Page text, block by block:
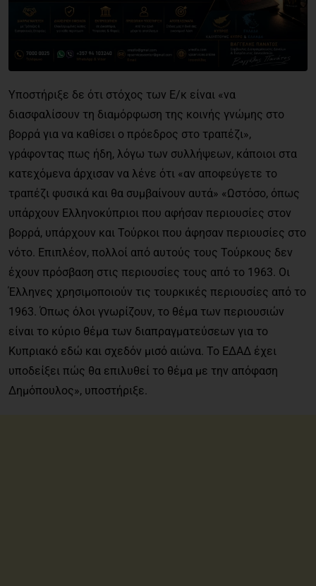
Υποστήριξε δε ότι στόχος των Ε/κ είναι «να
διασφαλίσουν τη διαμόρφωση της κοινής γνώμης στο
βορρά για να καθίσει ο πρόεδρος στο τραπέζι»,
γράφοντας πως ήδη, λόγω των συλλήψεων, κάποιοι στα
κατεχόμενα άρχισαν να λένε ότι «αν αποφεύγετε το
τραπέζι φυσικά και θα συμβαίνουν αυτά» «Ωστόσο, όπως
υπάρχουν Ελληνοκύπριοι που αφήσαν περιουσίες στον
βορρά, υπάρχουν και Τούρκοι που άφησαν περιουσίες στο
νότο. Επιπλέον, πολλοί από αυτούς τους Τούρκους δεν
έχουν πρόσβαση στις περιουσίες τους από το 1963. Οι
Έλληνες χρησιμοποιούν τις τουρκικές περιουσίες από το
1963. Όπως όλοι γνωρίζουν, το θέμα των περιουσιών
είναι το κύριο θέμα των διαπραγματεύσεων για το
Κυπριακό εδώ και σχεδόν μισό αιώνα. Το ΕΔΑΔ έχει
υποδείξει πώς θα επιλυθεί το θέμα με την απόφαση
Δημόπουλος», υποστήριξε.